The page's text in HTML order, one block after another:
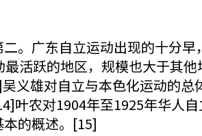
。广东自立运动出现的十分
活跃的地区，规模也大于其
义雄对自立与本色化运动的
叶农对1904年至1925年华人
的概述。[15]